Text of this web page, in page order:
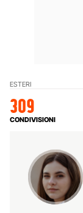
ESTERI
309
CONDIVISIONI